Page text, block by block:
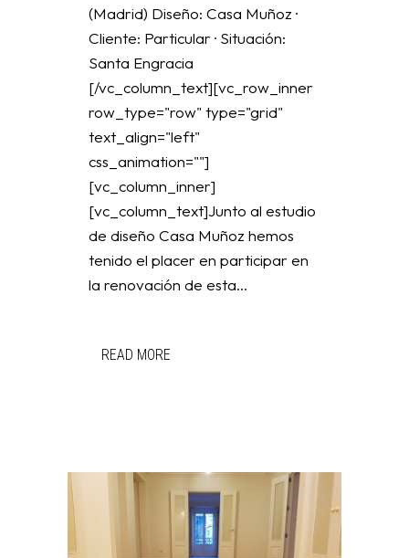
(Madrid) Diseño: Casa Muñoz ·
Cliente: Particular · Situación:
Santa Engracia
[/vc_column_text][vc_row_inner
row_type="row" type="grid"
text_align="left"
css_animation=""]
[vc_column_inner]
[vc_column_text]Junto al estudio
de diseño Casa Muñoz hemos
tenido el placer en participar en
la renovación de esta...
READ MORE